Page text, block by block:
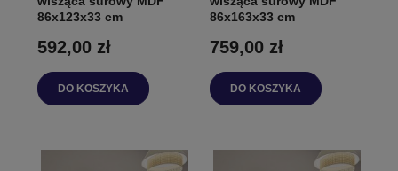
86x123x33 cm
592,00 zł
DO KOSZYKA
86x163x33 cm
759,00 zł
DO KOSZYKA